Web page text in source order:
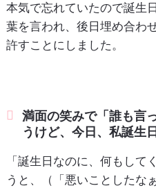
本気で忘れていたので誕生
葉を言われ、後日埋め合わ
許すことにしました。
満面の笑みで「誰も言
うけど、今日、私誕生
「誕生日なのに、何もして
うと、（「悪いことしたな